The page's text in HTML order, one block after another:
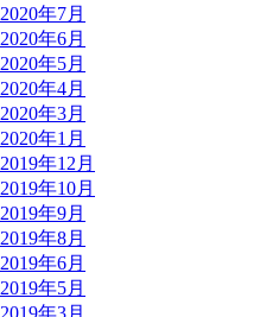
2020年7月
2020年6月
2020年5月
2020年4月
2020年3月
2020年1月
2019年12月
2019年10月
2019年9月
2019年8月
2019年6月
2019年5月
2019年3月